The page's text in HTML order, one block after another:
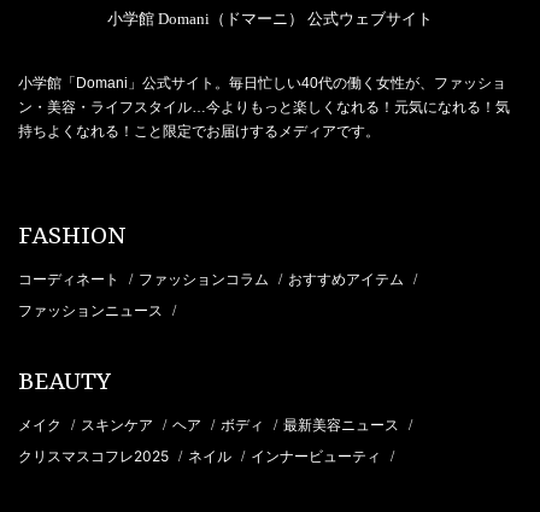
小学館 Domani（ドマーニ） 公式ウェブサイト
小学館「Domani」公式サイト。毎日忙しい40代の働く女性が、ファッショ
ン・美容・ライフスタイル…今よりもっと楽しくなれる！元気になれる！気
持ちよくなれる！こと限定でお届けするメディアです。
FASHION
コーディネート / ファッションコラム / おすすめアイテム /
ファッションニュース /
BEAUTY
メイク / スキンケア / ヘア / ボディ / 最新美容ニュース /
クリスマスコフレ2025 / ネイル / インナービューティ /